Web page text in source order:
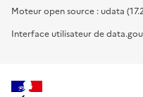
Moteur open source : udata
Interface utilisateur de